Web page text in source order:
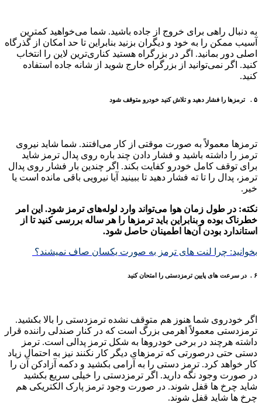
به دنبال راهی برای خروج از جاده باشید. شما می‌خواهید کمترین
آسیب ممکن را به خود و دیگران بزنید بنابراین تا حد امکان از گذرگاه
اصلی دور بمانید. اگر در بزرگراه هستید کناری‌ترین لاین را انتخاب
کنید. اگر نمی‌توانید از بزرگراه خارج شوید از شانه جاده استفاده
کنید.
۵ . ترمزها را فشار دهید و تلاش کنید خودرو متوقف شود
ترمزها معمولاً به‌ صورت موقتی از کار می‌افتند. شما شاید نیروی
ترمز را داشته باشید و فشار دادن چند باره روی پدال ترمز شاید
برای توقف کامل خودرو کفایت بکند. اگر چندین بار فشار روی پدال
ترمز، پدال را تا ته فشار دهید تا ببینید آیا نیرویی باقی مانده است یا
خیر.
نکته: در طول زمان هوا می‌تواند وارد لوله‌های ترمز شود. این امر
خطرناک بوده و بنابراین باید ترمزها را هر ساله بررسی کنید تا از
استاندارد بودن آن‌ها اطمینان حاصل شود.
بخوانید: چرا لنت های ترمز به صورت یکسان صاف نمیشند؟
۶ . در سرعت‌ های پایین ترمزدستی را امتحان کنید
اگر خودروی شما هنوز هم متوقف نشده ترمزدستی را بالا بکشید.
ترمزدستی معمولاً اهرمی بزرگ است که در کنار صندلی راننده قرار
داشته هرچند در برخی خودروها به شکل ترمز پدالی است. ترمز
دستی حتی درصورتی‌ که ترمزهای دیگر کار نکنند نیز به احتمال زیاد
کار خواهد کرد. ترمز دستی را به آرامی بکشید و دکمه آزادکن آن را
در صورت وجود نگه دارید. اگر ترمزدستی را خیلی سریع بکشید
شاید چرخ ها قفل شوند. در صورت وجود ترمز پارک الکتریکی هم
چرخ ها شاید قفل شوند.